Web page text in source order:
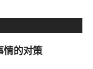
情的对策